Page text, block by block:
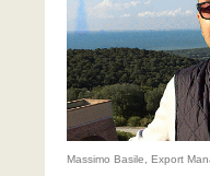
Massimo Basile, Export